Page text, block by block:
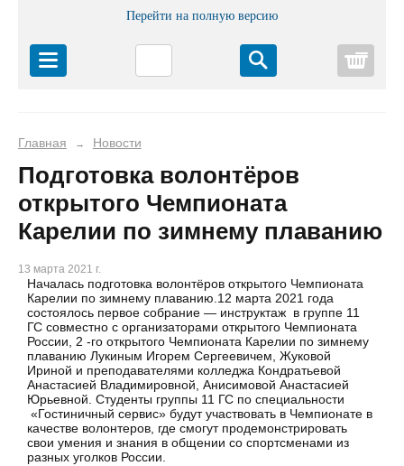
Перейти на полную версию
Главная → Новости
Подготовка волонтёров
открытого Чемпионата
Карелии по зимнему плаванию
13 марта 2021 г.
Началась подготовка волонтёров открытого Чемпионата
Карелии по зимнему плаванию.12 марта 2021 года
состоялось первое собрание — инструктаж в группе 11
ГС совместно с организаторами открытого Чемпионата
России, 2 -го открытого Чемпионата Карелии по зимнему
плаванию Лукиным Игорем Сергеевичем, Жуковой
Ириной и преподавателями колледжа Кондратьевой
Анастасией Владимировной, Анисимовой Анастасией
Юрьевной. Студенты группы 11 ГС по специальности
«Гостиничный сервис» будут участвовать в Чемпионате в
качестве волонтеров, где смогут продемонстрировать
свои умения и знания в общении со спортсменами из
разных уголков России.